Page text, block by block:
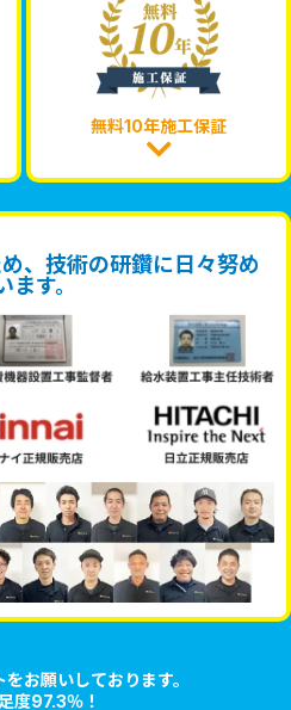
無料10年施工保証
、技術の研鑽に日々努め
ます。
お願いしております。
度97.3％！